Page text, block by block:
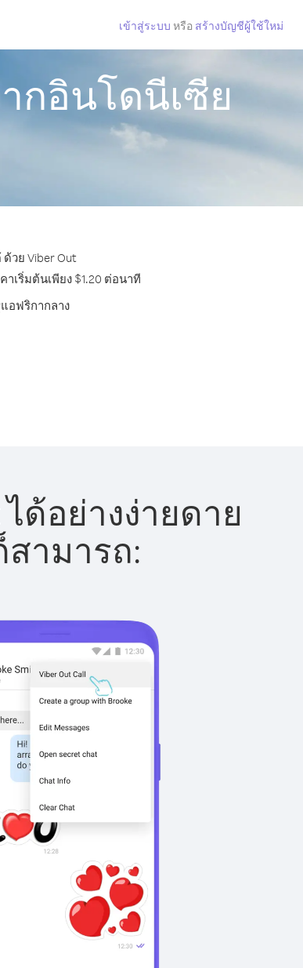
เข้าสู่ระบบ หรือ สร้างบัญชีผู้ใช้ใหม่
กอินโดนีเซีย
วย Viber Out
เริ่มต้นเพียง $1.20 ต่อนาที
อฟริกากลาง
ด้อย่างง่ายดาย
ามารถ: